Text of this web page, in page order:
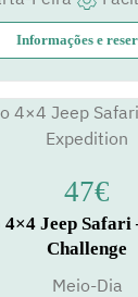
Informações e
47€
Jeep Safari
Challenge
Meio-Dia